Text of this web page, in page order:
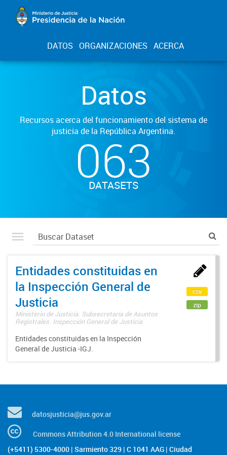
DATOS ORGANIZACIONES ACERCA
Datos
Recursos acerca del funcionamiento del sistema de
justicia de la República Argentina.
063
DATASETS
Entidades constituidas en
la Inspección General de
Justicia
Ministerio de Justicia. Subsecretaría de Asuntos
Registrales. Inspección General de Justicia
Entidades constituidas en la Inspección
General de Justicia -IGJ.
csv
zip
datosjusticia@jus.gov.ar
Commons Attribution 4.0 International license
(+5411) 5300-4000 | Sarmiento 329 | C 1041 AAG | Ciudad